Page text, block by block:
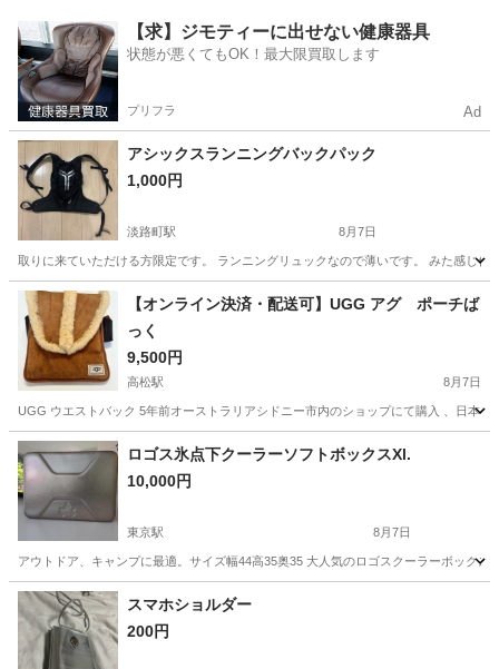
東京 目黒区 中目黒駅 靴 GRL
【求】ジモティーに出せない健康器具
状態が悪くてもOK！最大限買取します
プリフラ Ad
アシックスランニングバックパック
1,000円
淡路町駅 8月7日
取りに来ていただける方限定です。 ランニングリュックなので薄いです。 みた感じ傷
東京 千代田区 淡路町駅 バッグ
【オンライン決済・配送可】UGG アグ ポーチば
っく
9,500円
高松駅 8月7日
UGG ウエストバック 5年前オーストラリアシドニー市内のショップにて購入 、日本
東京 立川市 高松駅 バッグ
ロゴス氷点下クーラーソフトボックスXl.
10,000円
東京駅 8月7日
アウトドア、キャンプに最適。サイズ幅44高35奥35 大人気のロゴスクーラーボック
東京 中央区 東京駅 バッグ
スマホショルダー
200円